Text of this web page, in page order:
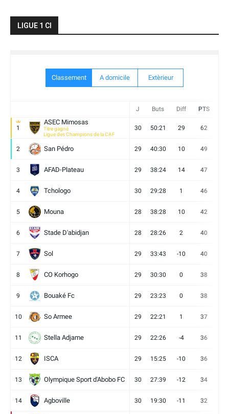
LIGUE 1 CI
Classement A domicile Extèrieur
J Buts Diff PTS
1
ASEC Mimosas
Titre gagné
Ligue des Champions de la CAF
30 50:21 29 62
2 San Pédro 29 40:30 10 49
3 AFAD-Plateau 29 38:24 14 47
4 Tchologo 30 29:28 1 46
5 Mouna 28 38:28 10 42
6 Stade D'abidjan 28 28:26 2 40
7 Sol 29 33:43 -10 40
8 CO Korhogo 29 30:30 0 38
9 Bouaké Fc 29 23:23 0 38
10 So Armee 29 22:21 1 37
11 Stella Adjame 29 22:26 -4 36
12 ISCA 29 15:25 -10 36
13 Olympique Sport d'Abobo FC 30 27:39 -12 34
14 Agboville 30 19:30 -11 32